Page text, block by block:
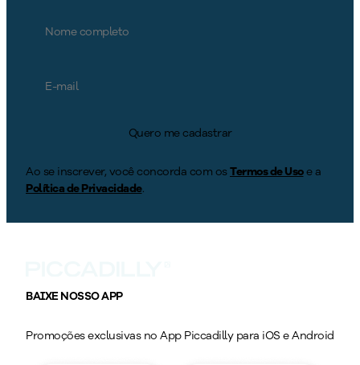
Quero me cadastrar
Ao se inscrever, você concorda com osTermos de Usoe a
Política de Privacidade.
BAIXE NOSSO APP
Promoções exclusivas no App Piccadilly para iOS e Android